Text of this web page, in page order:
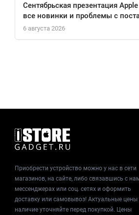
Сентябрьская презентация
все новинки и проблемы с
6 августа 2026
Приобрести устройство можно у нас в сети
магазинов, на сайте, либо связавшись с
мессенджерах или соц. сетях и оформить
доставку или самовывоз! Актуальные цены
наличие уточняйте перед покупкой. Цены